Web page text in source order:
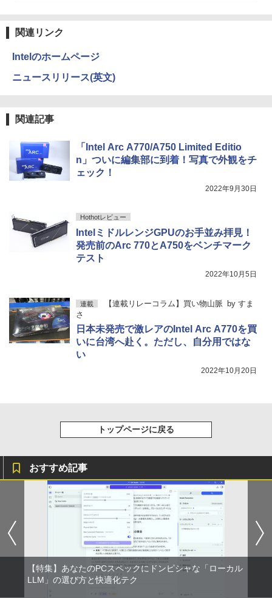
関連リンク
Intelのホームページ
ニュースリリース(英文)
関連記事
「Intel Arc A770/A750 Limited Editio
n」ついに編集部に到着！写真で外観をチ
ェック！
2022年9月30日
Hothotレビュー
IntelミドルレンジGPUのお手並み拝見！
発売前のArc 770とA750をベンチマーク
テスト
2022年10月5日
連載 【連載リレーコラム】買い物山脈 by すま
さ
日本未発売で激レアのIntel Arc A770を買
いに台湾へ赴く。ただし、自分用ではな
い
2022年10月20日
トップページに戻る
おすすめ記事
【特集】あなたのPCスペックにドンピシャな「ローカル
LLM」の選び方と快適化テク